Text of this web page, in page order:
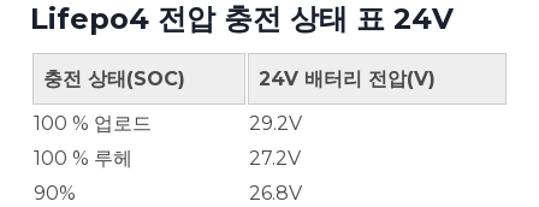
Lifepo4 전압 충전 상태 표 24V
충전 상태(SOC)
24V 배터리 전압(V)
100 % 업로드
29.2V
100 % 루헤
27.2V
90%
26.8V